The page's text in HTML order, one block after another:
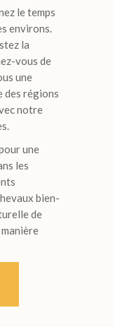
le temps
environs.
la
vous de
une
des régions
notre
une
les
bien-
de